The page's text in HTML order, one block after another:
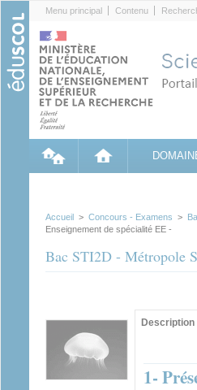
Menu principal Contenu
Accueil > Concours - Examens >
Enseignement de spécialité EE -
Bac STI2D - Métropole
Groupe
Description
1-